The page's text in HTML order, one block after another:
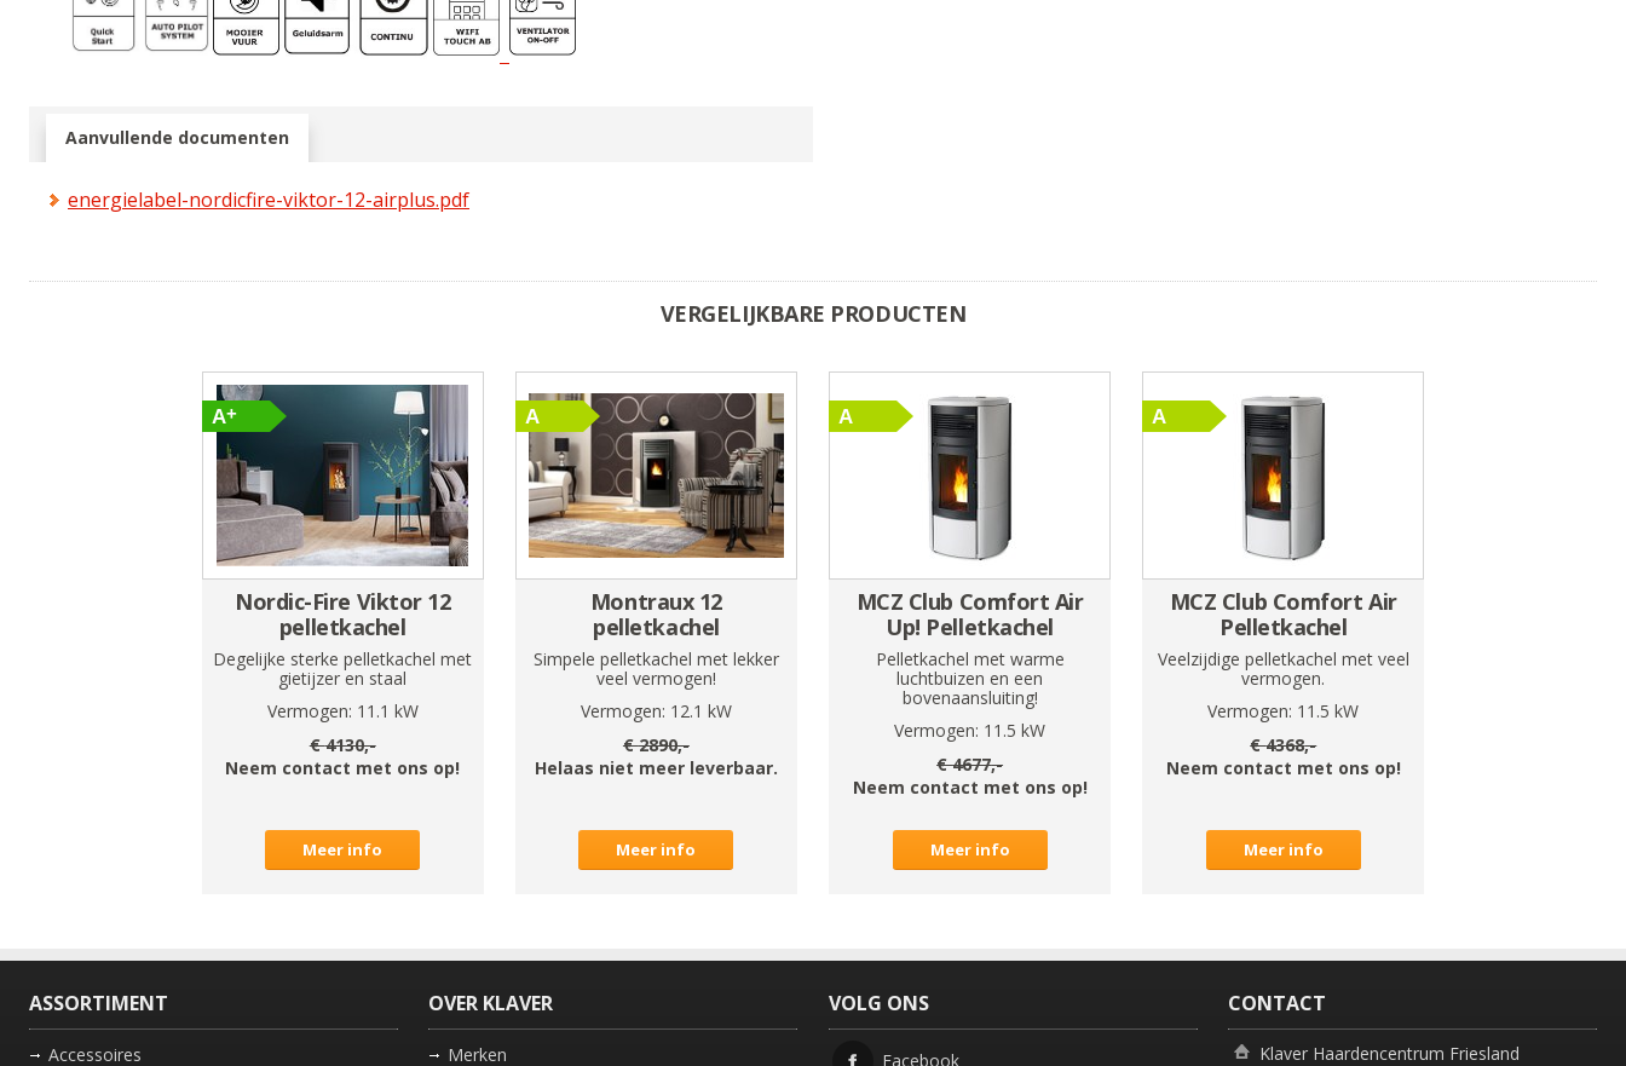
Aanvullende documenten
energielabel-nordicfire-viktor-12-airplus.pdf
VERGELIJKBARE PRODUCTEN
Nordic-Fire Viktor 12
pelletkachel
Degelijke sterke pelletkachel met
gietijzer en staal
Vermogen: 11.1 kW
€4130,-
Neem contact met ons op!
Meer info
Montraux 12
pelletkachel
Simpele pelletkachel met lekker
veel vermogen!
Vermogen: 12.1 kW
€2890,-
Helaas niet meer leverbaar.
Meer info
MCZ Club Comfort Air
Up! Pelletkachel
Pelletkachel met warme
luchtbuizen en een
bovenaansluiting!
Vermogen: 11.5 kW
€4677,-
Neem contact met ons op!
Meer info
MCZ Club Comfort Air
Pelletkachel
Veelzijdige pelletkachel met veel
vermogen.
Vermogen: 11.5 kW
€4368,-
Neem contact met ons op!
Meer info
ASSORTIMENT
Accessoires
OVER KLAVER
Merken
VOLG ONS
Facebook
CONTACT
Klaver Haardencentrum Friesland